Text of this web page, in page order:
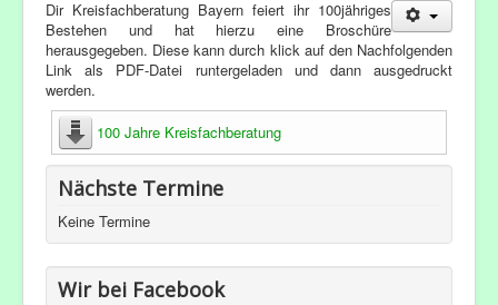
Dir Kreisfachberatung Bayern feiert ihr 100jähriges
Bestehen und hat hierzu eine Broschüre
herausgegeben. Diese kann durch klick auf den Nachfolgenden
Link als PDF-Datei runtergeladen und dann ausgedruckt
werden.
100 Jahre Kreisfachberatung
Nächste Termine
Keine Termine
Wir bei Facebook